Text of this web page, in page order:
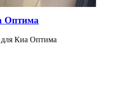
Оптима
Киа Оптима